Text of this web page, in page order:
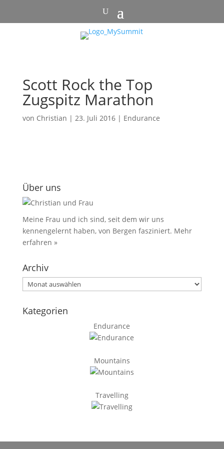
Scott Rock the Top
Zugspitz Marathon
von Christian | 23. Juli 2016| Endurance
Über uns
Meine Frau und ich sind, seit dem wir uns
kennengelernt haben, von Bergen fasziniert. Mehr
erfahren »
Archiv
Archiv
Kategorien
Endurance
Mountains
Travelling